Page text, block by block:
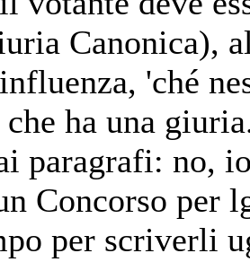
Canonica),
'ché
ha una
paragrafi: no,
Concorso per
per scriverli